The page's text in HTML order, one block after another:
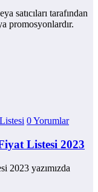
satıcıları tarafından
promosyonlardır.
0 Yorumlar
Listesi 2023
2023 yazımızda